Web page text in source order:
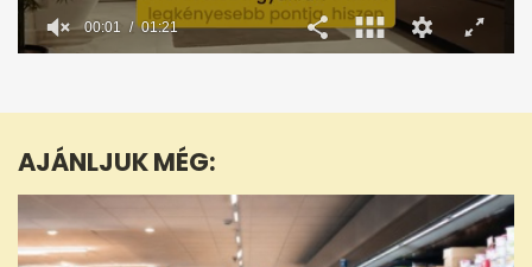
1
21
seconds
00:02 01:21
AJÁNLJUK MÉG: